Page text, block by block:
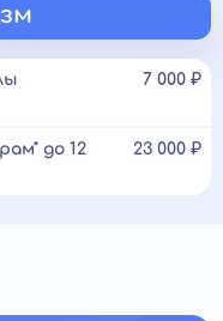
7 000 ₽
до 12
23 000 ₽